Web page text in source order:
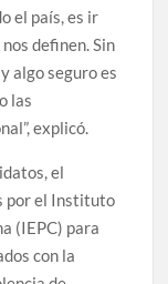
el país, es ir
definen. Sin
algo seguro es
las
explicó.
el
por el Instituto
(IEPC) para
con la